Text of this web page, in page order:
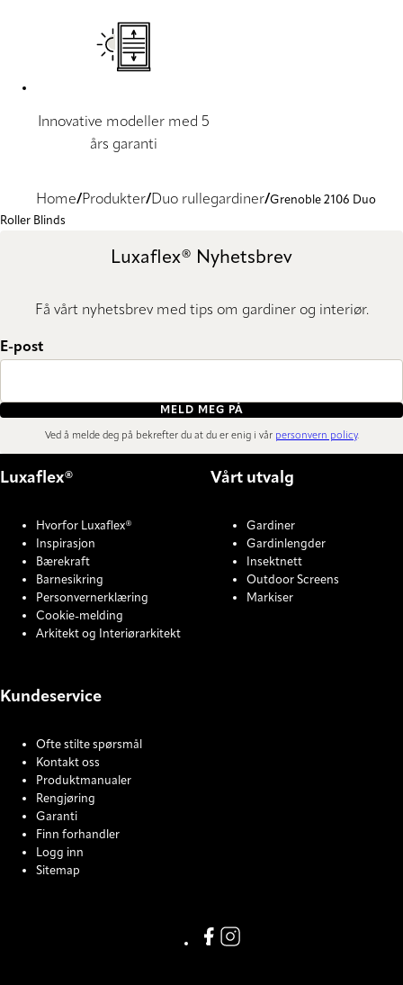
Innovative modeller med 5
års garanti
Home Produkter Duo rullegardiner Grenoble 2106 Duo
Roller Blinds
Luxaflex® Nyhetsbrev
Få vårt nyhetsbrev med tips om gardiner og interiør.
E-post
MELD MEG PÅ
Ved å melde deg på bekrefter du at du er enig i vår personvern policy.
Luxaflex®
Hvorfor Luxaflex®
Inspirasjon
Bærekraft
Barnesikring
Personvernerklæring
Cookie-melding
Arkitekt og Interiørarkitekt
Vårt utvalg
Gardiner
Gardinlengder
Insektnett
Outdoor Screens
Markiser
Kundeservice
Ofte stilte spørsmål
Kontakt oss
Produktmanualer
Rengjøring
Garanti
Finn forhandler
Logg inn
Sitemap
Facebook
Instagram